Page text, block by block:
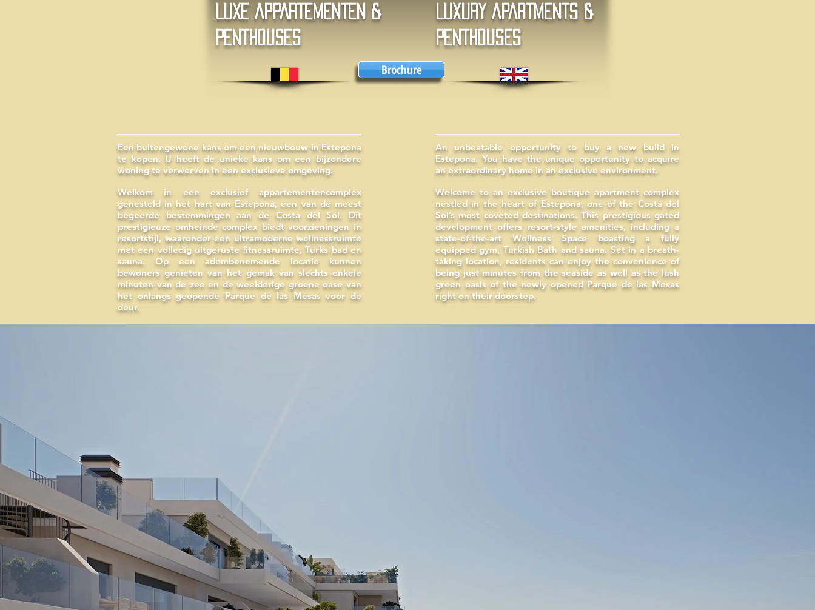
LUXE APPARTEMENTEN &
PENTHOUSES
LUXURY APARTMENTS &
PENTHOUSES
Brochure
Een buitengewone kans om een nieuwbouw in Estepona
te kopen. U heeft de unieke kans om een bijzondere
woning te verwerven in een exclusieve omgeving.
Welkom in een exclusief appartementencomplex
genesteld in het hart van Estepona, een van de meest
begeerde bestemmingen aan de Costa del Sol. Dit
prestigieuze omheinde complex biedt voorzieningen in
resortstijl, waaronder een ultramoderne wellnessruimte
met een volledig uitgeruste fitnessruimte, Turks bad en
sauna. Op een adembenemende locatie kunnen
bewoners genieten van het gemak van slechts enkele
minuten van de zee en de weelderige groene oase van
het onlangs geopende Parque de las Mesas voor de
deur.
An unbeatable opportunity to buy a new build in
Estepona. You have the unique opportunity to acquire
an extraordinary home in an exclusive environment.
Welcome to an exclusive boutique apartment complex
nestled in the heart of Estepona, one of the Costa del
Sol’s most coveted destinations. This prestigious gated
development offers resort-style amenities, including a
state-of-the-art Wellness Space boasting a fully
equipped gym, Turkish Bath and sauna. Set in a breath-
taking location, residents can enjoy the convenience of
being just minutes from the seaside as well as the lush
green oasis of the newly opened Parque de las Mesas
right on their doorstep.